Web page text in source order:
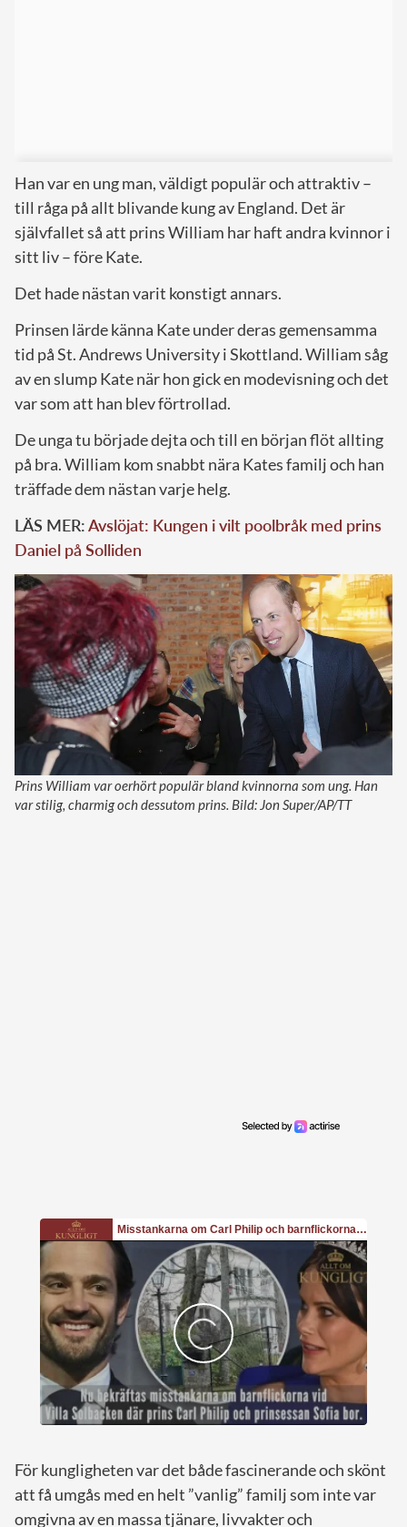
Han var en ung man, väldigt populär och attraktiv –
till råga på allt blivande kung av England. Det är
självfallet så att prins William har haft andra kvinnor i
sitt liv – före Kate.
Det hade nästan varit konstigt annars.
Prinsen lärde känna Kate under deras gemensamma
tid på St. Andrews University i Skottland. William såg
av en slump Kate när hon gick en modevisning och det
var som att han blev förtrollad.
De unga tu började dejta och till en början flöt allting
på bra. William kom snabbt nära Kates familj och han
träffade dem nästan varje helg.
LÄS MER:Avslöjat: Kungen i vilt poolbråk med prins
Daniel på Solliden
Prins William var oerhört populär bland kvinnorna som ung. Han
var stilig, charmig och dessutom prins. Bild: Jon Super/AP/TT
För kungligheten var det både fascinerande och skönt
att få umgås med en helt ”vanlig” familj som inte var
omgivna av en massa tjänare, livvakter och